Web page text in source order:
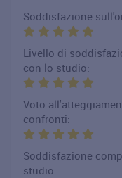
Soddisfazione
Livello di
con lo studio:
Voto
confronti:
Soddisfazione
studio